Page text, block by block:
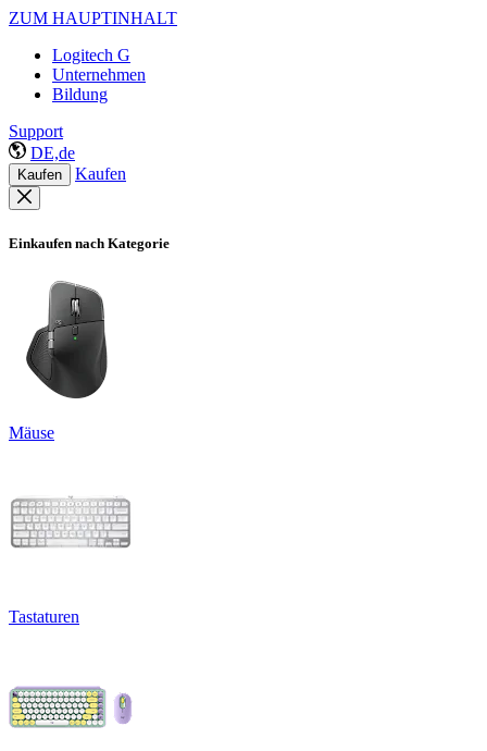
ZUM HAUPTINHALT
Logitech G
Unternehmen
Bildung
Support
DE,de
Kaufen Kaufen
Einkaufen nach Kategorie
Mäuse
Tastaturen